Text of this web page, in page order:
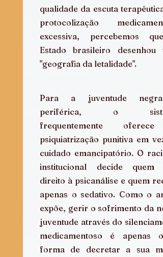
qualidade da escuta terapêutica
protocolização
excessiva, percebemos
Estado brasileiro desenhou
"geografia da letalidade".
Para a juventude
periférica, o
frequentemente
psiquiatrização punitiva em
cuidado emancipatório. O
institucional decide quem
direito à psicanálise e quem
apenas o sedativo. Como o
expõe, gerir o sofrimento da
juventude através do
medicamentoso é apenas
forma de decretar a sua